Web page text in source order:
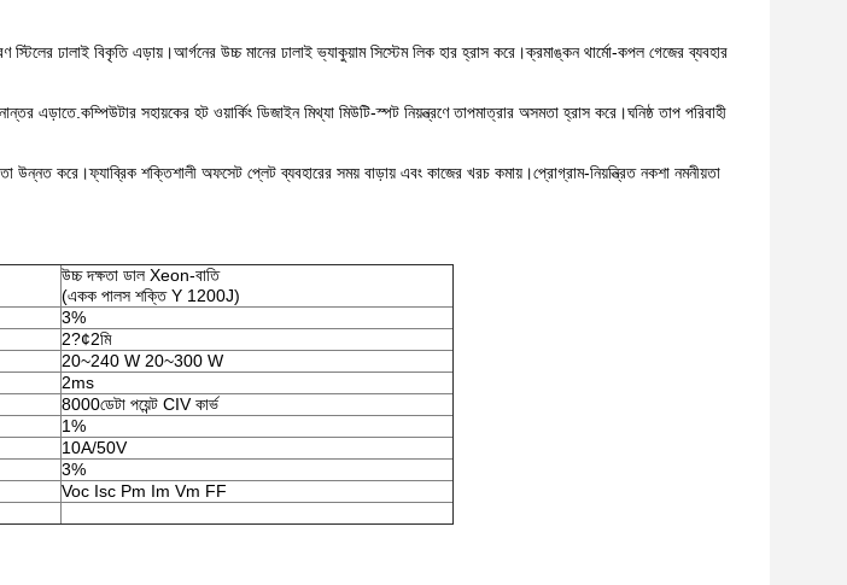
স্টিলের ঢালাই বিকৃতি এড়ায়।আর্গনের উচ্চ মানের ঢালাই ভ্যাকুয়াম সিস্টেম লিক হার হ্রাস করে।ক্রমাঙ্কন থার্মো-কপল গেজের ব্যবহার
এড়াতে.কম্পিউটার সহায়কের হট ওয়ার্কিং ডিজাইন মিথ্যা মিউটি-স্পট নিয়ন্ত্রণে তাপমাত্রার অসমতা হ্রাস করে।ঘনিষ্ঠ তাপ পরিবাহী
উন্নত করে।ফ্যাব্রিক শক্তিশালী অফসেট প্লেট ব্যবহারের সময় বাড়ায় এবং কাজের খরচ কমায়।প্রোগ্রাম-নিয়ন্ত্রিত নকশা নমনীয়তা
উচ্চ দক্ষতা ডাল Xeon-বাতি
(একক পালস শক্তি Y 1200J)
3%
2?¢2মি
20~240 W 20~300 W
2ms
8000ডেটা পয়েন্ট CIV কার্ভ
1%
10A/50V
3%
Voc Isc Pm Im Vm FF